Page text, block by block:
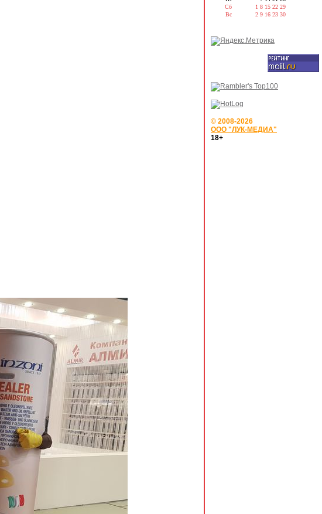
Сб
Вс
1 8 15 22 29
2 9 16 23 30
© 2008-2026
ООО "ЛУК-МЕДИА"
18+